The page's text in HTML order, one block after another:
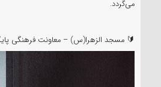
می‌گردد.
🔰 مسجد الزهرا(س) – معاونت فرهنگی